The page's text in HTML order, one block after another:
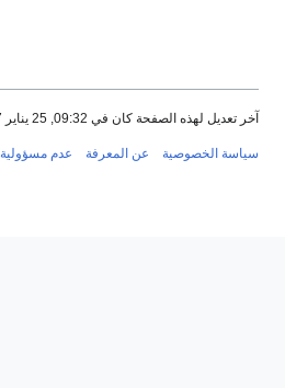
آخر تعديل لهذه الصفحة كان في 09:32, 25 يناير 2007.
سياسة الخصوصية عن المعرفة عدم مسؤولية